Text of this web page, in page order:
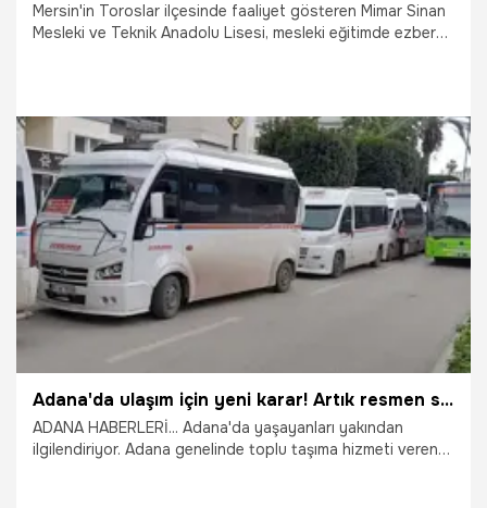
Mersin'in Toroslar ilçesinde faaliyet gösteren Mimar Sinan
Mesleki ve Teknik Anadolu Lisesi, mesleki eğitimde ezber
dahi öğrenci, 2026 yılının ilk yarısında tam 18 milyon liralık
devasa bir ciro elde etti. Hem okuyup hem kazanan liseliler,
Türkiye Yüzyılı Maarif Modeli’nin beceri temelli vizyonunu
sahada sarsılmaz bir gerçeğe dönüştürdü.
2.07.2026 Gündem
Adana'da ulaşım için yeni karar! Artık resmen sona erdi
ADANA HABERLERİ... Adana'da yaşayanları yakından
ilgilendiriyor. Adana genelinde toplu taşıma hizmeti veren